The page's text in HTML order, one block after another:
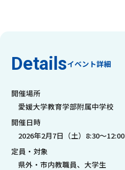
イベント詳細
開催場所
愛媛大学教育学部附属中学校
開催日時
2026年2月7日（土）8:30〜12:00
定員・対象
県外・市内教職員、大学生